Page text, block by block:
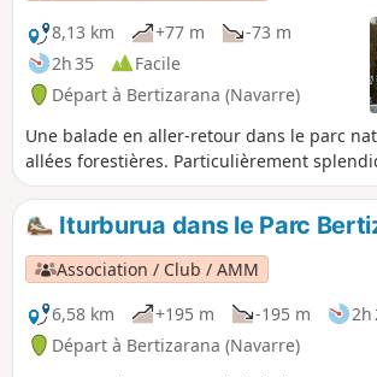
8,13 km
+77 m
-73 m
2h 35
Facile
Départ à Bertizarana (Navarre)
Une balade en aller-retour dans le parc
allées forestières. Particulièrement
Iturburua dans le Parc
Association / Club / AMM
6,58 km
+195 m -195 m 2h
Départ à Bertizarana (Navarre)